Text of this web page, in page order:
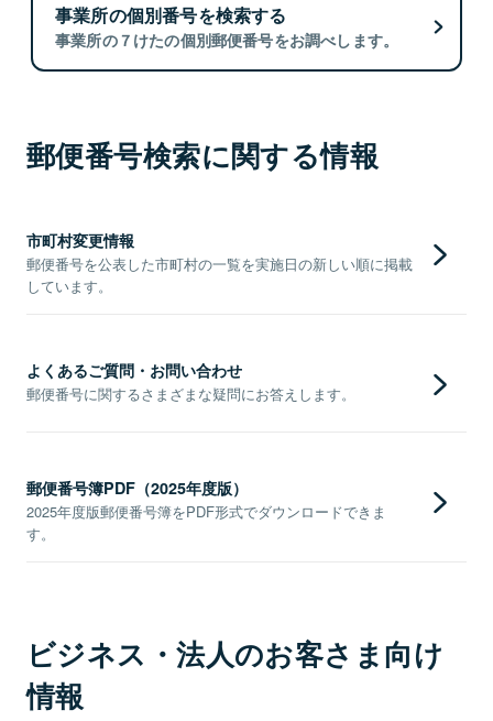
事業所の個別番号を検索する
事業所の７けたの個別郵便番号をお調べします。
郵便番号検索に関する情報
市町村変更情報
郵便番号を公表した市町村の一覧を実施日の新しい順に掲載
しています。
よくあるご質問・お問い合わせ
郵便番号に関するさまざまな疑問にお答えします。
郵便番号簿PDF（2025年度版）
2025年度版郵便番号簿をPDF形式でダウンロードできま
す。
ビジネス・法人のお客さま向け
情報